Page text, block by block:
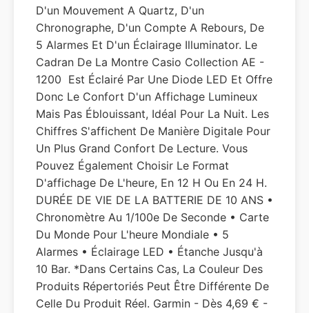
D'un Mouvement A Quartz, D'un
Chronographe, D'un Compte A Rebours, De
5 Alarmes Et D'un Éclairage Illuminator. Le
Cadran De La Montre Casio Collection AE -
1200 ​ Est Éclairé Par Une Diode LED Et Offre
Donc Le Confort D'un Affichage Lumineux
Mais Pas Éblouissant, Idéal Pour La Nuit. Les
Chiffres S'affichent De Manière Digitale Pour
Un Plus Grand Confort De Lecture. Vous
Pouvez Également Choisir Le Format
D'affichage De L'heure, En 12 H Ou En 24 H.
DURÉE DE VIE DE LA BATTERIE DE 10 ANS •
Chronomètre Au 1/100e De Seconde • Carte
Du Monde Pour L'heure Mondiale • 5
Alarmes • Éclairage LED • Étanche Jusqu'à
10 Bar. *dans Certains Cas, La Couleur Des
Produits Répertoriés Peut Être Différente De
Celle Du Produit Réel. Garmin - Dès 4,69 € -